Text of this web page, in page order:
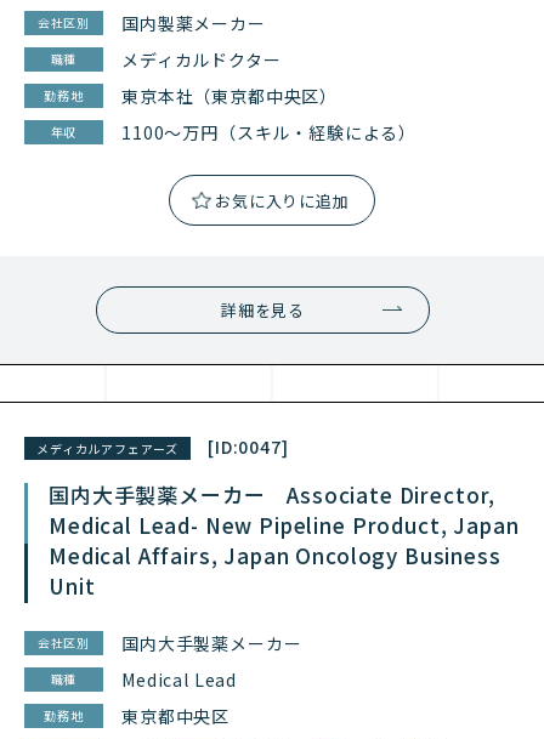
会社区別 国内製薬メーカー
職種 メディカルドクター
勤務地 東京本社（東京都中央区）
年収 1100～万円（スキル・経験による）
詳細を見る
メディカルアフェアーズ [ID:0047]
国内大手製薬メーカー Associate Director,
Medical Lead- New Pipeline Product, Japan
Medical Affairs, Japan Oncology Business
Unit
会社区別 国内大手製薬メーカー
職種 Medical Lead
勤務地 東京都中央区